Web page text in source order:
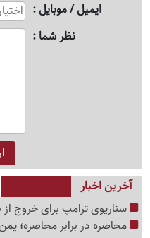
ایمیل / موبایل
نظر شما
آخرین اخبار
سناریوی ترامپ برای خروج
محاصره در برابر محاصره؛